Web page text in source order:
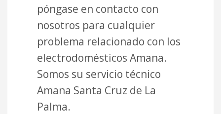
póngase en contacto con
nosotros para cualquier
problema relacionado con los
electrodomésticos Amana.
Somos su servicio técnico
Amana Santa Cruz de La
Palma.